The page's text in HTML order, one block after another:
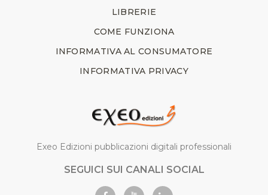
LIBRERIE
COME FUNZIONA
INFORMATIVA AL CONSUMATORE
INFORMATIVA PRIVACY
Exeo Edizioni pubblicazioni digitali professionali
SEGUICI SUI CANALI SOCIAL